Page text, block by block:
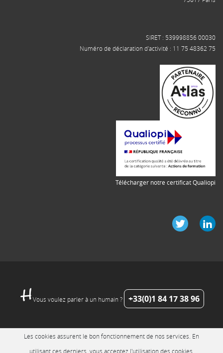
SIRET : 539998856 00030
Numéro de déclaration d'activité : 11 75 48362 75
Télécharger notre certificat Qualiopi
Vous voulez parler à un humain ? +33(0)1 84 17 38 96
Les cookies assurent le bon fonctionnement de nos services. En
utilisant ces derniers, vous acceptez l'utilisation des cookies.